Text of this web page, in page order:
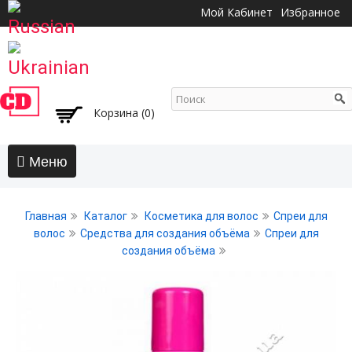
основному
Мой Кабинет Избранное
Корзина (0)
АКЦИИ
Бальзамы и кондиционеры
Главная Каталог Косметика для волос
Спреи для
волос
Средства для создания объёма
Спреи для
создания объёма